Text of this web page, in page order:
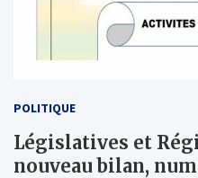
POLITIQUE
Législatives et
nouveau bilan,